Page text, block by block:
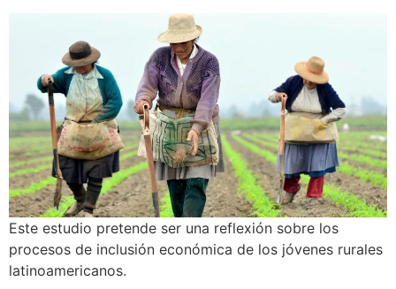
Este estudio pretende ser una reflexión sobre los
procesos de inclusión económica de los jóvenes rurales
latinoamericanos.